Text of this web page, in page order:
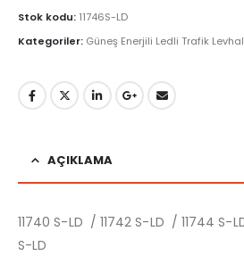
Stok kodu: 11746S-LD
Kategoriler: Güneş Enerjili Ledli Trafik
AÇIKLAMA
11740 S-LD / 11742 S-LD / 11744 S-
S-LD